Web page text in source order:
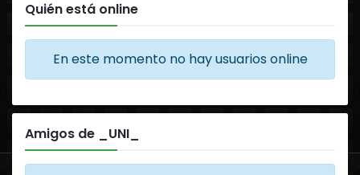
Quién está online
En este momento no hay usuarios online
Amigos de _UNI_